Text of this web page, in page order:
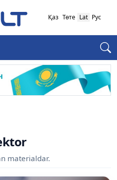
Қаз Төте Lat Рус
materialdar.